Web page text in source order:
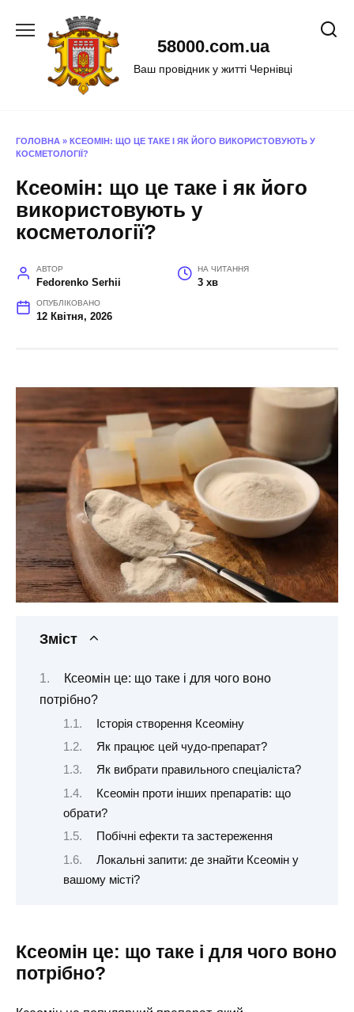
58000.com.ua
Ваш провідник у житті Чернівці
ГОЛОВНА » КСЕОМІН: ЩО ЦЕ ТАКЕ І ЯК ЙОГО ВИКОРИСТОВУЮТЬ У
КОСМЕТОЛОГІЇ?
Ксеомін: що це таке і як його
використовують у
косметології?
АВТОР
Fedorenko Serhii
НА ЧИТАННЯ
3 хв
ОПУБЛІКОВАНО
12 Квітня, 2026
Зміст
Ксеомін це: що таке і для чого воно
потрібно?
Історія створення Ксеоміну
Як працює цей чудо-препарат?
Як вибрати правильного спеціаліста?
Ксеомін проти інших препаратів: що
обрати?
Побічні ефекти та застереження
Локальні запити: де знайти Ксеомін у
вашому місті?
Ксеомін це: що таке і для чого воно
потрібно?